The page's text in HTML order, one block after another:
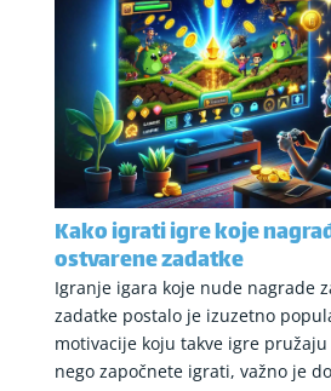
Kako igrati igre koje
ostvarene zadatke
Igranje igara koje nude nagrade
zadatke postalo je izuzetno
motivacije koju takve igre
nego započnete igrati, važno je